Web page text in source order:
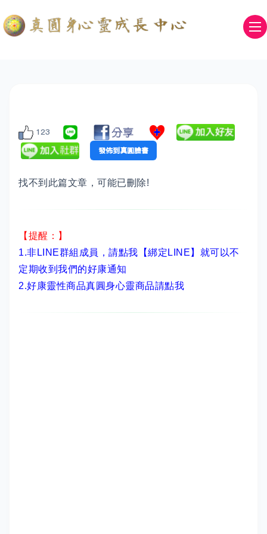
123
找不到此篇文章，可能已刪除!
【提醒：】
1.非LINE群組成員， 請點我【綁定LINE】 就可以不
定期收到我們的好康通知
2.好康靈性商品真圓身心靈商品請點我